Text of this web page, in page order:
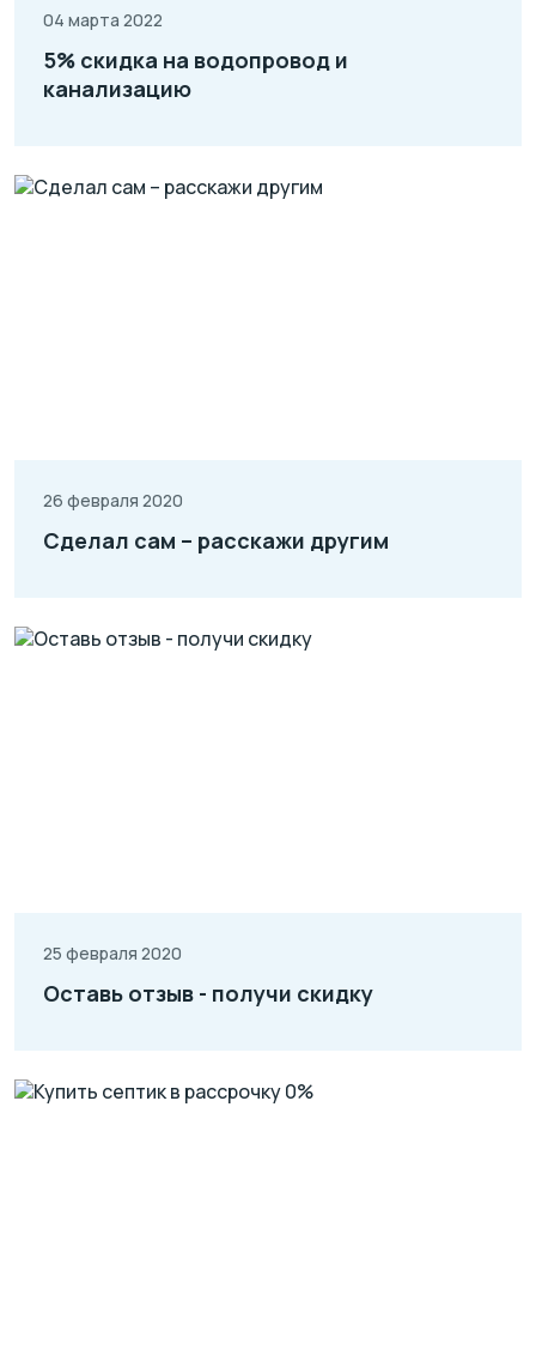
04 марта 2022
5% скидка на водопровод и
канализацию
26 февраля 2020
Сделал сам – расскажи другим
25 февраля 2020
Оставь отзыв - получи скидку